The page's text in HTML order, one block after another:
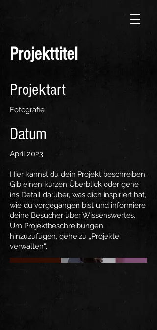
Projekttitel
Projektart
Fotografie
Datum
April 2023
Hier kannst du dein Projekt beschreiben.
Gib einen kurzen Überblick oder gehe
ins Detail darüber, was dich inspiriert hat,
wie du vorgegangen bist und informiere
deine Besucher über Wissenswertes.
Um Projektbeschreibungen
hinzuzufügen, gehe zu „Projekte
verwalten“.